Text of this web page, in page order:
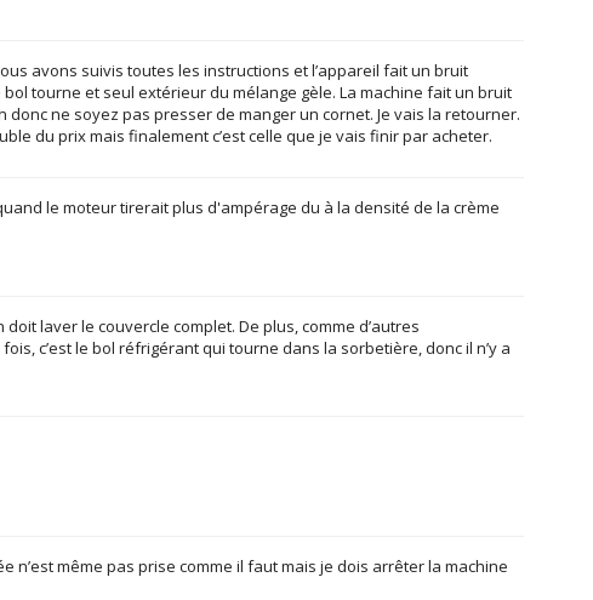
avons suivis toutes les instructions et l’appareil fait un bruit
tourne et seul extérieur du mélange gèle. La machine fait un bruit
ne soyez pas presser de manger un cornet. Je vais la retourner.
du prix mais finalement c’est celle que je vais finir par acheter.
le moteur tirerait plus d'ampérage du à la densité de la crème
laver le couvercle complet. De plus, comme d’autres
c’est le bol réfrigérant qui tourne dans la sorbetière, donc il n’y a
n’est même pas prise comme il faut mais je dois arrêter la machine